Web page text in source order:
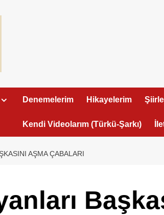
Denemelerim Hikayelerim
Kendi Videolarım (Türkü-Şarkı)
AŞMA ÇABALARI